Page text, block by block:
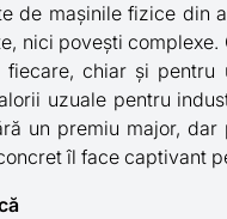
de mașinile fizice din
nici povești
chiar și pentru
uzuale pentru
un premiu major,
îl face captivant